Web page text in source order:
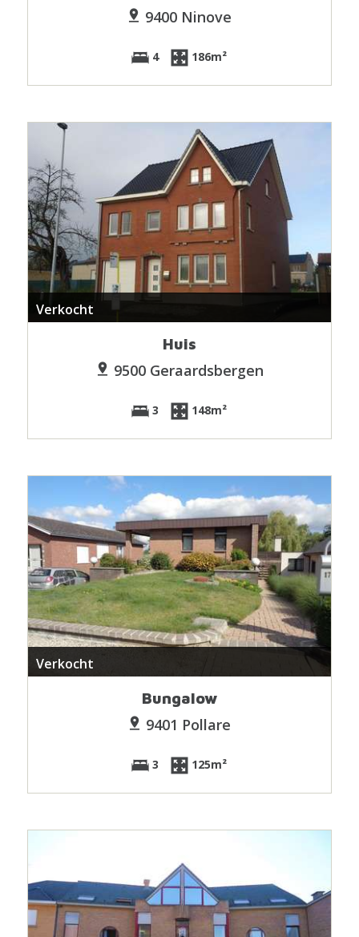
9400 Ninove
4 186m²
Verkocht
Huis
9500 Geraardsbergen
3 148m²
Verkocht
Bungalow
9401 Pollare
3 125m²